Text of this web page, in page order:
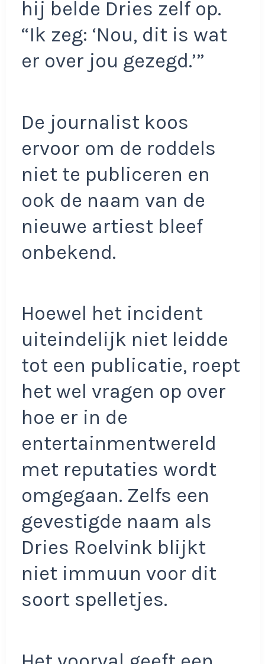
hij belde Dries zelf op.
“Ik zeg: ‘Nou, dit is wat
er over jou gezegd.’”
De journalist koos
ervoor om de roddels
niet te publiceren en
ook de naam van de
nieuwe artiest bleef
onbekend.
Hoewel het incident
uiteindelijk niet leidde
tot een publicatie, roept
het wel vragen op over
hoe er in de
entertainmentwereld
met reputaties wordt
omgegaan. Zelfs een
gevestigde naam als
Dries Roelvink blijkt
niet immuun voor dit
soort spelletjes.